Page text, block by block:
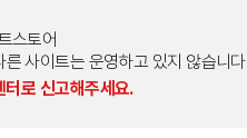
스토어
사이트는 운영하고 있지 않습니다.
로 신고해주세요.